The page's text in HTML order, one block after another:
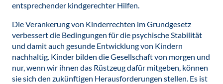
entsprechender kindgerechter Hilfen.
Die Verankerung von Kinderrechten im Grundgesetz
verbessert die Bedingungen für die psychische Stabilität
und damit auch gesunde Entwicklung von Kindern
nachhaltig. Kinder bilden die Gesellschaft von morgen und
nur, wenn wir ihnen das Rüstzeug dafür mitgeben, können
sie sich den zukünftigen Herausforderungen stellen. Es ist